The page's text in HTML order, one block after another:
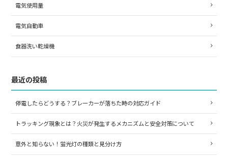
電気使用量
電気自動車
食器洗い乾燥機
最近の投稿
停電したらどうする？ブレーカーが落ちた時の対応ガイド
トラッキング現象とは？火災が発生するメカニズムと安全対策について
意外と知らない！蛍光灯の種類と見分け方